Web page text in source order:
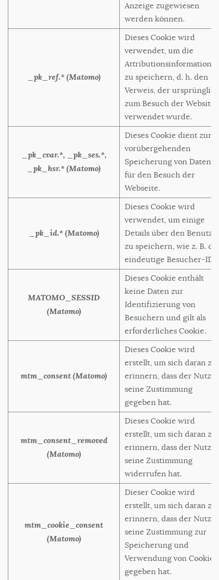
Anzeige zugewiesen
werden können.
_pk_ref.* (Matomo)
Dieses Cookie wird
verwendet, um die
zu speichern, d. h. den
Verweis, der
zum Besuch der Website
verwendet wurde.
_pk_cvar.*, _pk_ses.*,
_pk_hsr.* (Matomo)
Dieses Cookie dient zur
vorübergehenden
Speicherung von Daten
für den Besuch der
Webseite.
_pk_id.* (Matomo)
Dieses Cookie wird
verwendet, um einige
Details über den
zu speichern, wie z. B.
eindeutige Besucher-ID.
MATOMO_SESSID
(Matomo)
Dieses Cookie enthält
keine Daten zur
Identifizierung von
Besuchern und gilt als
erforderliches Cookie.
mtm_consent (Matomo)
Dieses Cookie wird
erstellt, um sich daran zu
erinnern, dass der Nutzer
seine Zustimmung
gegeben hat.
mtm_consent_removed
(Matomo)
Dieses Cookie wird
erstellt, um sich daran zu
erinnern, dass der Nutzer
seine Zustimmung
widerrufen hat.
mtm_cookie_consent
(Matomo)
Dieser Cookie wird
erstellt, um sich daran zu
erinnern, dass der Nutzer
seine Zustimmung zur
Speicherung und
Verwendung von Cookies
gegeben hat.